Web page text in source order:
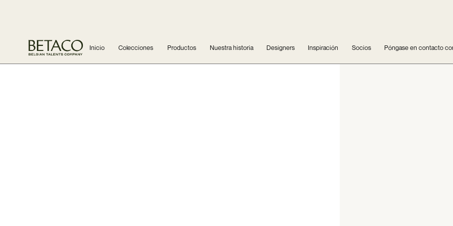
Inicio Colecciones Productos Nuestra historia Designers Inspiración Socios Póngase en contacto